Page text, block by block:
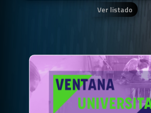
Ver listado